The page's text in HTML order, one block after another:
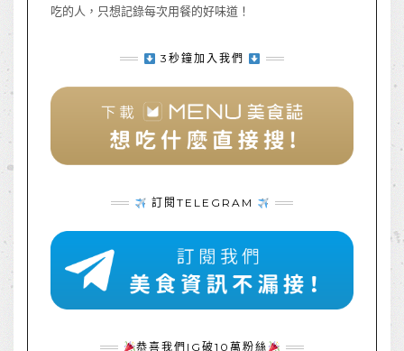
吃的人，只想記錄每次用餐的好味道！
3秒鐘加入我們
訂閱TELEGRAM
恭喜我們IG破10萬粉絲